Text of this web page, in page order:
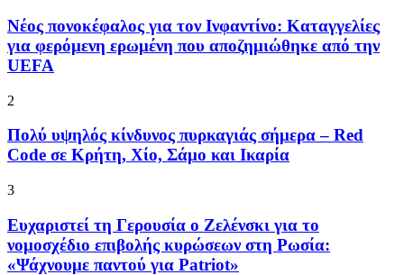
Νέος πονοκέφαλος για τον Ινφαντίνο: Καταγγελίες
για φερόμενη ερωμένη που αποζημιώθηκε από την
UEFA
2
Πολύ υψηλός κίνδυνος πυρκαγιάς σήμερα – Red
Code σε Κρήτη, Χίο, Σάμο και Ικαρία
3
Ευχαριστεί τη Γερουσία ο Ζελένσκι για το
νομοσχέδιο επιβολής κυρώσεων στη Ρωσία:
«Ψάχνουμε παντού για Patriot»